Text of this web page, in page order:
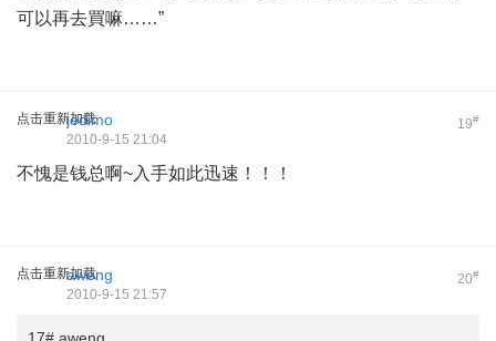
可以再去買嘛……”
点击重新加载 19#
jedimo
2010-9-15 21:04
不愧是钱总啊~入手如此迅速！！！
点击重新加载 20#
aweng
2010-9-15 21:57